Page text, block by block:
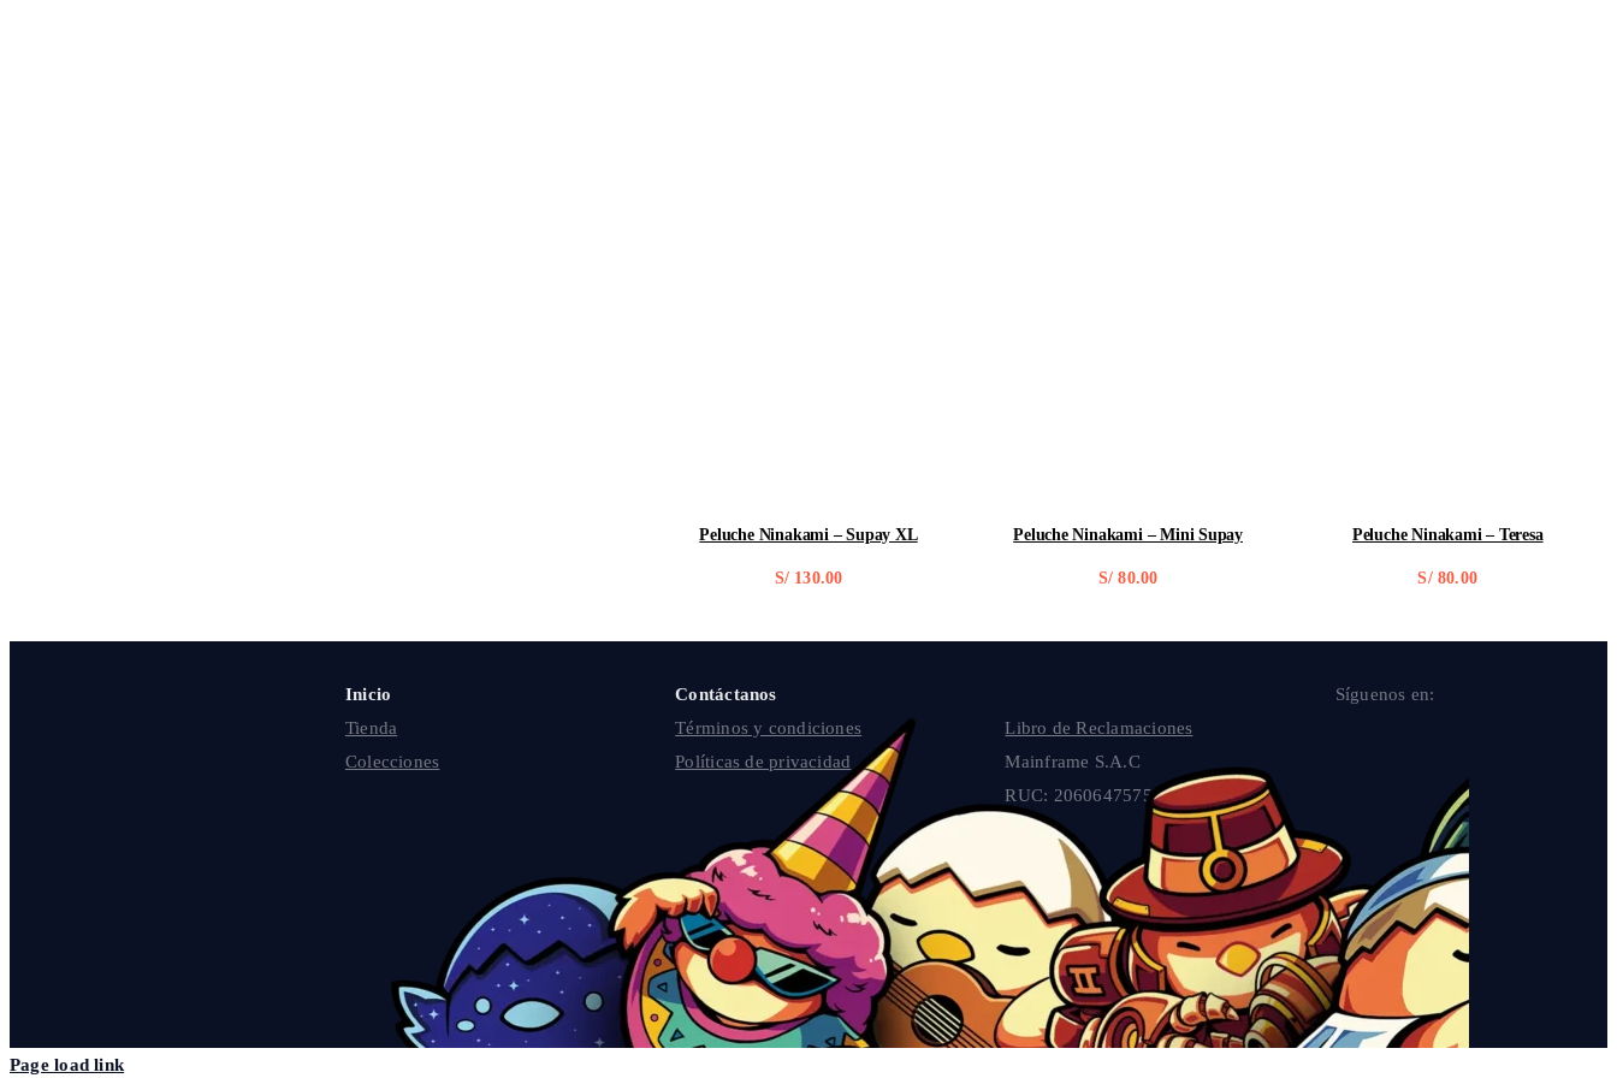
Peluche Ninakami – Supay XL
S/130.00
Peluche Ninakami – Mini Supay
S/ 80.00
Peluche Ninakami – Teresa
S/80.00
Inicio
Tienda
Colecciones
Contáctanos
Términos y condiciones
Políticas de privacidad
Libro de Reclamaciones
Mainframe S.A.C
RUC: 20606475757
Síguenos en:
Page load link